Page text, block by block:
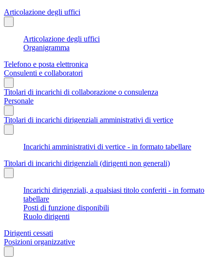
Articolazione degli uffici
Articolazione degli uffici
Organigramma
Telefono e posta elettronica
Consulenti e collaboratori
Titolari di incarichi di collaborazione o consulenza
Personale
Titolari di incarichi dirigenziali amministrativi di vertice
Incarichi amministrativi di vertice - in formato tabellare
Titolari di incarichi dirigenziali (dirigenti non generali)
Incarichi dirigenziali, a qualsiasi titolo conferiti - in formato
tabellare
Posti di funzione disponibili
Ruolo dirigenti
Dirigenti cessati
Posizioni organizzative